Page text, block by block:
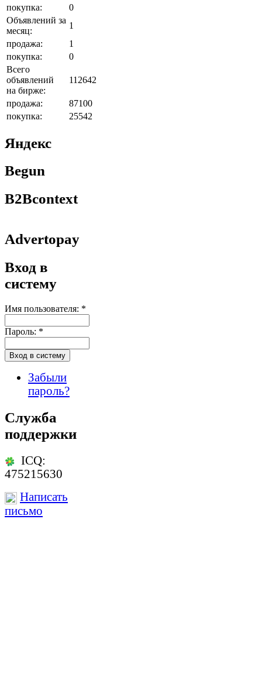
покупка:
0
Объявлений за
месяц:
1
продажа:
1
покупка:
0
Всего
объявлений
на бирже:
112642
продажа:
87100
покупка:
25542
Яндекс
Begun
B2Bcontext
Advertopay
Вход в
систему
Имя пользователя: *
Пароль: *
Забыли
пароль?
Служба
поддержки
ICQ:
475215630
Написать
письмо